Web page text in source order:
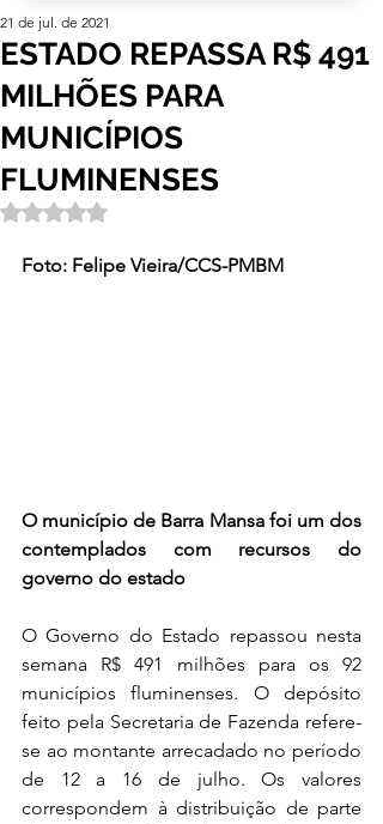
ESTADO REPASSA R$ 491
MILHÕES PARA
MUNICÍPIOS
FLUMINENSES
21 de jul. de 2021
Avaliado com NaN de 5 estrelas.
Foto: Felipe Vieira/CCS-PMBM
O município de Barra Mansa foi um dos
contemplados com recursos do
governo do estado
O Governo do Estado repassou nesta
semana R$ 491 milhões para os 92
municípios fluminenses. O depósito
feito pela Secretaria de Fazenda refere-
se ao montante arrecadado no período
de 12 a 16 de julho. Os valores
correspondem à distribuição de parte